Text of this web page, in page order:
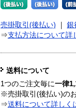
売掛取引(後払い) 銀
⇒支払方法について詳
送料について
1つのご注文毎に一律
※売掛取引(後払い)の
⇒送料について詳しく